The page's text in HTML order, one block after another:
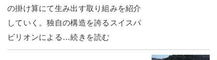
の掛け算にて生み出す取り組みを紹介
していく。独自の構造を誇るスイスパ
ビリオンによる…続きを読む